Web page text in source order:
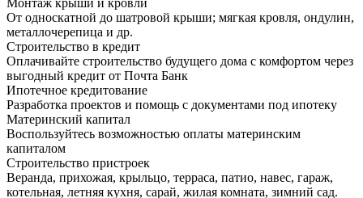
От односкатной до шатровой крыши; мягкая кровля, ондулин,
металлочерепица и др.
Строительство в кредит
Оплачивайте строительство будущего дома с комфортом через
выгодный кредит от Почта Банк
Ипотечное кредитование
Разработка проектов и помощь с документами под ипотеку
Материнский капитал
Воспользуйтесь возможностью оплаты материнским
капиталом
Строительство пристроек
Веранда, прихожая, крыльцо, терраса, патио, навес, гараж,
котельная, летняя кухня, сарай, жилая комната, зимний сад.